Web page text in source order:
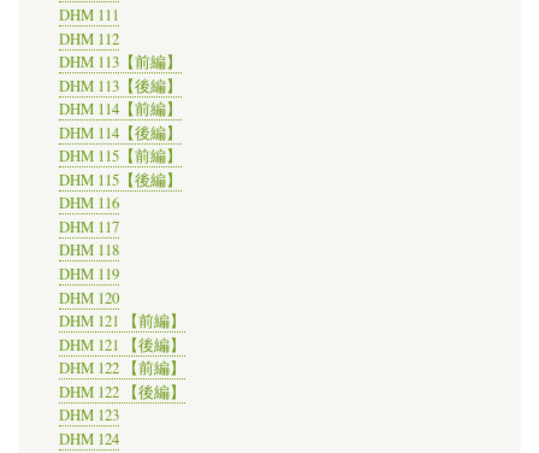
DHM 111
DHM 112
DHM 113【前編】
DHM 113【後編】
DHM 114【前編】
DHM 114【後編】
DHM 115【前編】
DHM 115【後編】
DHM 116
DHM 117
DHM 118
DHM 119
DHM 120
DHM 121 【前編】
DHM 121 【後編】
DHM 122 【前編】
DHM 122 【後編】
DHM 123
DHM 124